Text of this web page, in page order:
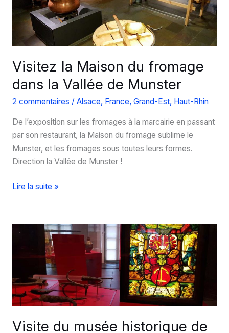
d’épices
Lips
Visitez la Maison du fromage
dans la Vallée de Munster
2 commentaires / Alsace, France, Grand-Est, Haut-Rhin
De l’exposition sur les fromages à la marcairie en passant
par son restaurant, la Maison du fromage sublime le
Munster, et les fromages sous toutes leurs formes.
Direction la Vallée de Munster !
Visitez
Maison
du
Vallée
de
Munster
Lire la suite »
Visite du musée historique de